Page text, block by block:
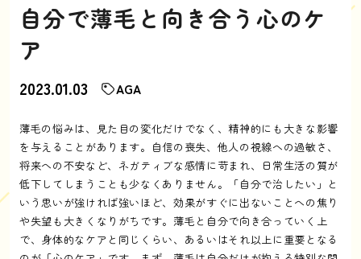
自分で薄毛と向き合う心のケ
ア
2023.01.03 AGA
薄毛の悩みは、見た目の変化だけでなく、精神的にも大きな影響
を与えることがあります。自信の喪失、他人の視線への過敏さ、
将来への不安など、ネガティブな感情に苛まれ、日常生活の質が
低下してしまうことも少なくありません。「自分で治したい」と
いう思いが強ければ強いほど、効果がすぐに出ないことへの焦り
や失望も大きくなりがちです。薄毛と自分で向き合っていく上
で、身体的なケアと同じくらい、あるいはそれ以上に重要となる